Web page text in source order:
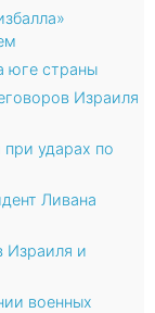
юге страны
Израиля
ударах по
Ливана
Израиля и
военных